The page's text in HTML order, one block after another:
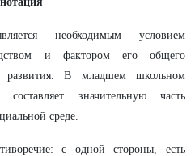
необходимым условием
и фактором его общего
развития. В младшем школьном
составляет значительную часть
среде.
с одной стороны, есть